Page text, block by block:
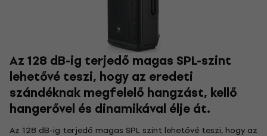
Az 128 dB-ig terjedő magas SPL-szint
lehetővé teszi, hogy az eredeti
szándéknak megfelelő hangzást, kellő
hangerővel és dinamikával élje át.
Az 128 dB-ig terjedő magas SPL szint lehetővé teszi, hogy az